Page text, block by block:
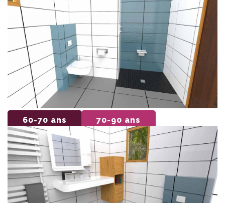
60-70 ans 70-90 ans